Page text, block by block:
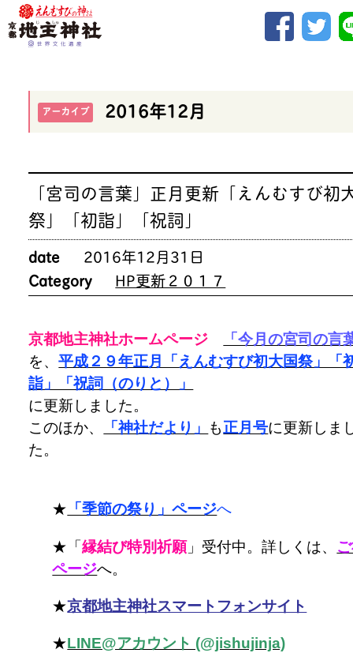
アーカイブ 2016年12月
「宮司の言葉」正月更新「えんむすび初
祭」「初詣」「祝詞」
date
2016年12月31日
Category
HP更新２０１７
京都地主神社ホームページ
「今月の宮司の言
を、平成２９年正月「えんむすび初大国祭」「
詣」「祝詞（のりと）」
に更新しました。
このほか、
「神社だより」 も正月号に更新しま
た。
★ 「季節の祭り」ページへ
★「縁結び特別祈願」受付中。詳しくは、
ページへ。
★京都地主神社スマートフォンサイト
★LINE@アカウント (@jishujinja)